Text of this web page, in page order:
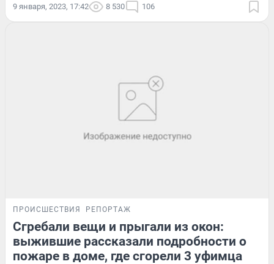
9 января, 2023, 17:42 8 530 106
ПРОИСШЕСТВИЯ РЕПОРТАЖ
Сгребали вещи и прыгали из окон:
выжившие рассказали подробности о
пожаре в доме, где сгорели 3 уфимца